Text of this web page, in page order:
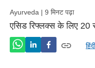
Ayurveda | 9 मिनट पढ़ा
एसिड रिफ्लक्स के लिए 20
हिंदी